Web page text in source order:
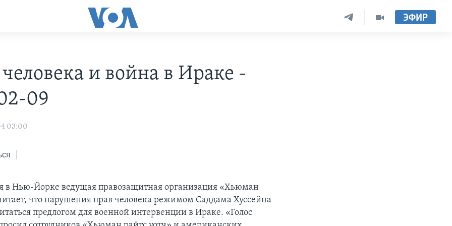
ЭФИР
и война в Ираке -
09
03:00
в Нью-Йорке ведущая правозащитная организация «Хьюман
что нарушения прав человека режимом Саддама Хуссейна
предлогом для военной интервенции в Ираке. «Голос